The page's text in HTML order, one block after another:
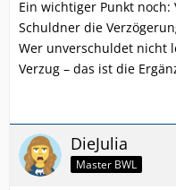
Ein wichtiger Punkt noch:
Schuldner die
Wer unverschuldet nicht
Verzug – das ist die
DieJulia
Master BWL